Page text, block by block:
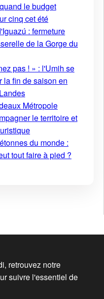
le budget
cinq cet été
: fermeture
de la Gorge du
pas ! » : l'Umih se
la fin de saison en
Métropole
le territoire et
du monde :
tout faire à pied ?
retrouvez notre
suivre l'essentiel de